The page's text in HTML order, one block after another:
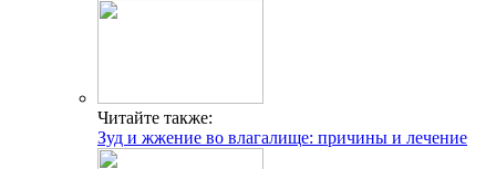
Читайте также:
Зуд и жжение во влагалище: причины и лечение